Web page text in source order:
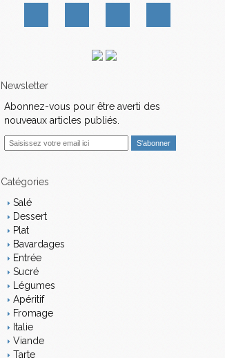
Newsletter
Abonnez-vous pour être averti des
nouveaux articles publiés.
i Catégories
Salé
Dessert
Plat
Bavardages
Entrée
Sucré
Légumes
Apéritif
Fromage
Italie
Viande
Tarte